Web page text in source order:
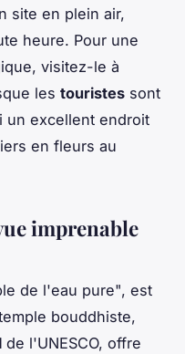
site en plein air,
heure. Pour une
visitez-le à
les touristes sont
un excellent endroit
en fleurs au
imprenable
de l'eau pure", est
bouddhiste,
de l'UNESCO, offre